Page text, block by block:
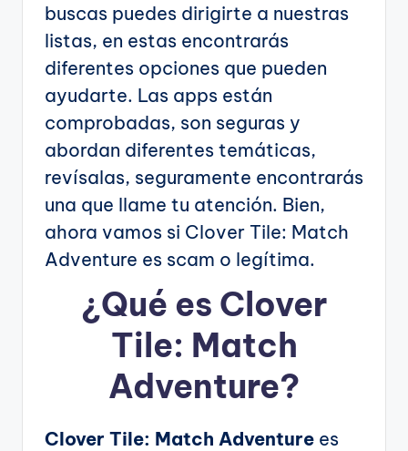
buscas puedes dirigirte a nuestras
listas, en estas encontrarás
diferentes opciones que pueden
ayudarte. Las apps están
comprobadas, son seguras y
abordan diferentes temáticas,
revísalas, seguramente encontrarás
una que llame tu atención. Bien,
ahora vamos si Clover Tile: Match
Adventure es scam o legítima.
¿Qué es Clover
Tile: Match
Adventure?
Clover Tile: Match Adventure es